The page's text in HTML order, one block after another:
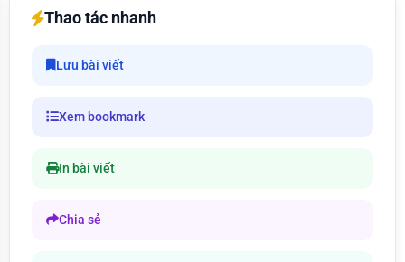
Thao tác nhanh
Lưu bài viết
Xem bookmark
In bài viết
Chia sẻ